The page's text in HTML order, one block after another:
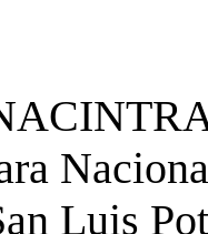
Luis